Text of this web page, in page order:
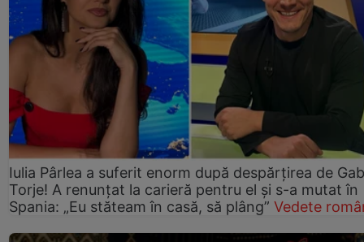
Iulia Pârlea a suferit enorm după despărțirea de
Torje! A renunțat la carieră pentru el și s-a mutat în
Spania: „Eu stăteam în casă, să plâng” Vedete